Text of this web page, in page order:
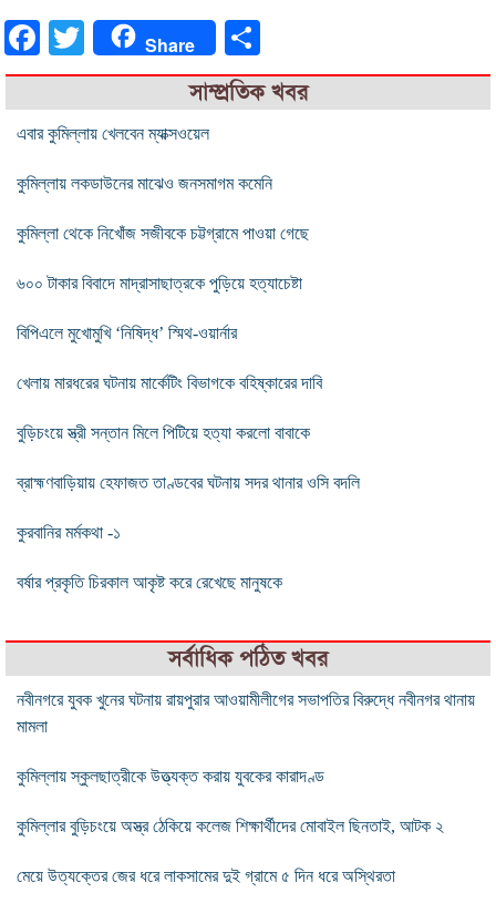
FacebookTwitter Share
সাম্প্রতিক খবর
এবার কুমিল্লায় খেলবেন ম্যাক্সওয়েল
কুমিল্লায় লকডাউনের মাঝেও জনসমাগম কমেনি
কুমিল্লা থেকে নিখোঁজ সজীবকে চট্টগ্রামে পাওয়া গেছে
৬০০ টাকার বিবাদে মাদ্রাসাছাত্রকে পুড়িয়ে হত্যাচেষ্টা
বিপিএলে মুখোমুখি ‘নিষিদ্ধ’ স্মিথ-ওয়ার্নার
খেলায় মারধরের ঘটনায় মার্কেটিং বিভাগকে বহিষ্কারের দাবি
বুড়িচংয়ে স্ত্রী সন্তান মিলে পিটিয়ে হত্যা করলো বাবাকে
ব্রাহ্মণবাড়িয়ায় হেফাজত তাণ্ডবের ঘটনায় সদর থানার ওসি বদলি
কুরবানির মর্মকথা -১
বর্ষার প্রকৃতি চিরকাল আকৃষ্ট করে রেখেছে মানুষকে
সর্বাধিক পঠিত খবর
নবীনগরে যুবক খুনের ঘটনায় রায়পুরার আওয়ামীলীগের সভাপতির বিরুদ্ধে নবীনগর থানায়
মামলা
কুমিল্লায় স্কুলছাত্রীকে উত্ত্যক্ত করায় যুবকের কারাদণ্ড
কুমিল্লার বুড়িচংয়ে অস্ত্র ঠেকিয়ে কলেজ শিক্ষার্থীদের মোবাইল ছিনতাই, আটক ২
মেয়ে উত্যক্তের জের ধরে লাকসামের দুই গ্রামে ৫ দিন ধরে অস্থিরতা